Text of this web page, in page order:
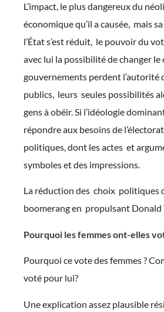
L’impact, le plus dangereux du
économique qu’il a causée, mais
l’État s’est réduit, le pouvoir du
avec lui la possibilité de changer le
gouvernements perdent l’autorité
publics, leurs seules possibilités
gens à obéir. Si l’idéologie
répondre aux besoins de
politiques, dont les actes et
symboles et des impressions.
La réduction des choix politiques
boomerang en propulsant Donald
Pourquoi les femmes ont-elles
Pourquoi ce vote des femmes ?
voté pour lui?
Une explication assez plausible